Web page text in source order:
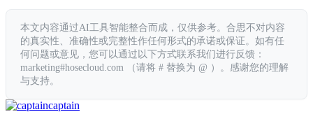
本文内容通过AI工具智能整合而成，仅供参考。合思不对内容
的真实性、准确性或完整性作任何形式的承诺或保证。如有任
何问题或意见，您可以通过以下方式联系我们进行反馈：
marketing#hosecloud.com （请将 # 替换为 @ ）。感谢您的理解
与支持。
captain